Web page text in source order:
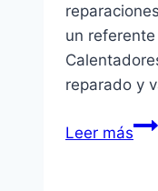
un
reparado y
Leer más